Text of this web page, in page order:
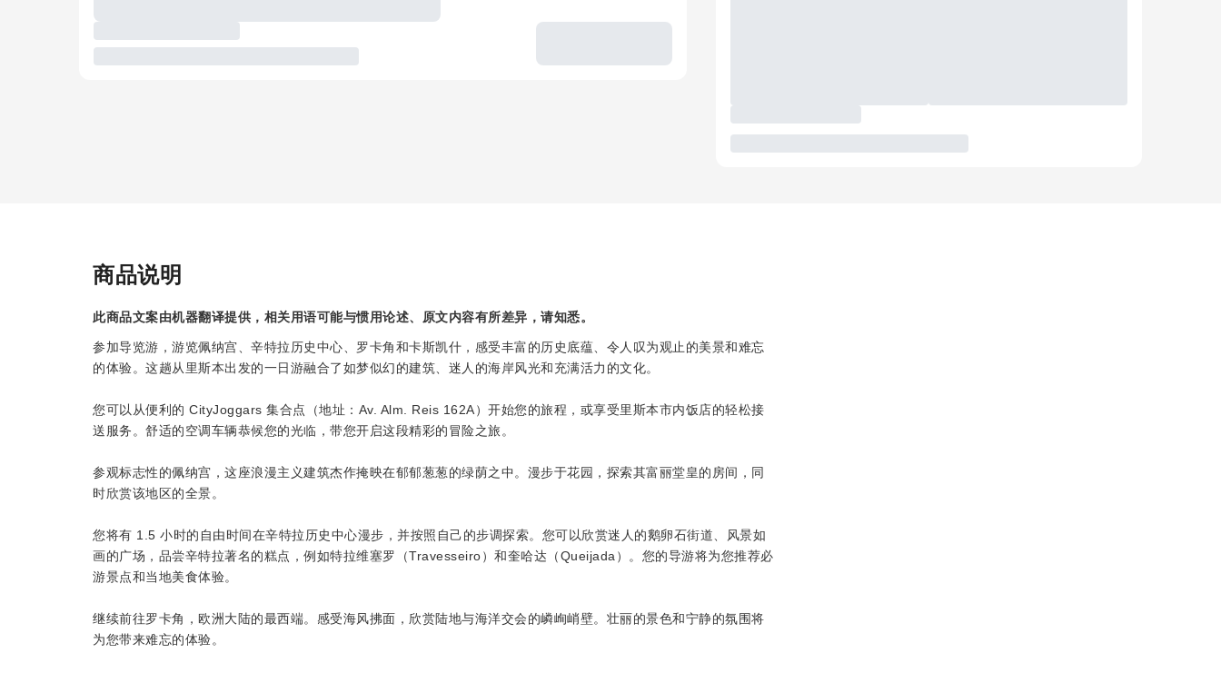
商品说明
此商品文案由机器翻译提供，相关用语可能与惯用论述、原文内容有所差异，请知悉。
参加导览游，游览佩纳宫、辛特拉历史中心、罗卡角和卡斯凯什，感受丰富的历史底蕴、令人叹为观止的美景和难忘
的体验。这趟从里斯本出发的一日游融合了如梦似幻的建筑、迷人的海岸风光和充满活力的文化。
您可以从便利的 CityJoggars 集合点（地址：Av. Alm. Reis 162A）开始您的旅程，或享受里斯本市内饭店的轻松接
送服务。舒适的空调车辆恭候您的光临，带您开启这段精彩的冒险之旅。
参观标志性的佩纳宫，这座浪漫主义建筑杰作掩映在郁郁葱葱的绿荫之中。漫步于花园，探索其富丽堂皇的房间，同
时欣赏该地区的全景。
您将有 1.5 小时的自由时间在辛特拉历史中心漫步，并按照自己的步调探索。您可以欣赏迷人的鹅卵石街道、风景如
画的广场，品尝辛特拉著名的糕点，例如特拉维塞罗（Travesseiro）和奎哈达（Queijada）。您的导游将为您推荐必
游景点和当地美食体验。
继续前往罗卡角，欧洲大陆的最西端。感受海风拂面，欣赏陆地与海洋交会的嶙峋峭壁。壮丽的景色和宁静的氛围将
为您带来难忘的体验。